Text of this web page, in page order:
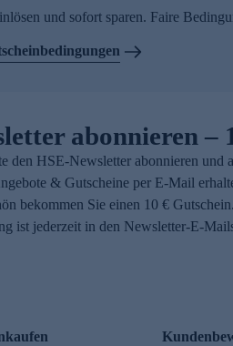
und sofort sparen. Faire
abonnieren –
den HSE-Newsletter abonnieren und
& Gutscheine per E-Mail
bekommen Sie einen 10 €
ist jederzeit in den Newsletter-E-